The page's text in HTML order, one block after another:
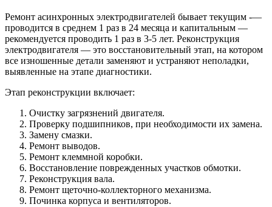
Ремонт асинхронных электродвигателей бывает текущим -—
проводится в среднем 1 раз в 24 месяца и капитальным —
рекомендуется проводить 1 раз в 3-5 лет. Реконструкция
электродвигателя — это восстановительный этап, на котором
все изношенные детали заменяют и устраняют неполадки,
выявленные на этапе диагностики.
Этап реконструкции включает:
Очистку загрязнений двигателя.
Проверку подшипников, при необходимости их замена.
Замену смазки.
Ремонт выводов.
Ремонт клеммной коробки.
Восстановление поврежденных участков обмотки.
Реконструкция вала.
Ремонт щеточно-коллекторного механизма.
Починка корпуса и вентиляторов.